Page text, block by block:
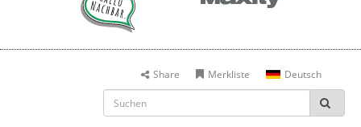
Share Merkliste Deutsch